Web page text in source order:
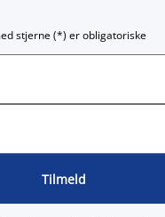
stjerne (*) er obligatoriske
Tilmeld